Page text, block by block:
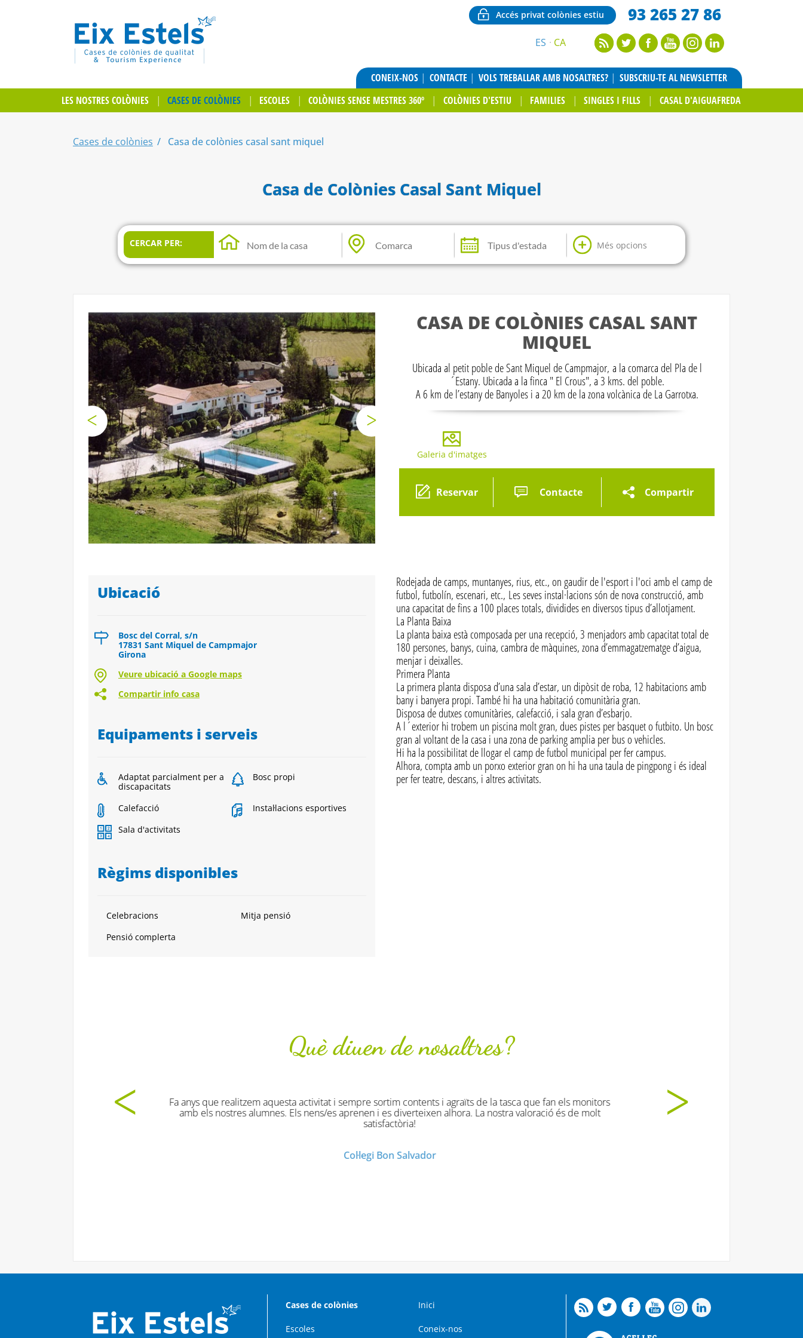
Accés privat colònies estiu 93 265 27 86
ES CA
CONEIX-NOS CONTACTE VOLS TREBALLAR AMB NOSALTRES?
SUBSCRIU-TE AL NEWSLETTER
LES NOSTRES COLÒNIES
CASES DE COLÒNIES ESCOLES COLÒNIES SENSE MESTRES 360º COLÒNIES D'ESTIU FAMILIES SINGLES I FILLS CASAL D'AIGUAFREDA
Cases de colònies Casa de colònies casal sant miquel
Casa de Colònies Casal Sant Miquel
CERCAR PER: Més opcions
CASA DE COLÒNIES CASAL SANT
MIQUEL
Ubicada al petit poble de Sant Miquel de Campmajor, a la comarca del Pla de l
´Estany. Ubicada a la finca " El Crous", a 3 kms. del poble.
A 6 km de l’estany de Banyoles i a 20 km de la zona volcànica de La Garrotxa.
Galeria d'imatges
Reservar Contacte Compartir
Ubicació
Bosc del Corral, s/n
17831 Sant Miquel de Campmajor
Girona
Veure ubicació a Google maps
Compartir info casa
Equipaments i serveis
Adaptat parcialment per a
discapacitats
Bosc propi
Calefacció
Instal·lacions esportives
Sala d'activitats
Règims disponibles
Celebracions
Mitja pensió
Pensió complerta
Rodejada de camps, muntanyes, rius, etc., on gaudir de l'esport i l'oci amb el camp de
futbol, futbolín, escenari, etc., Les seves instal·lacions són de nova construcció, amb
una capacitat de fins a 100 places totals, dividides en diversos tipus d’allotjament.
La Planta Baixa
La planta baixa està composada per una recepció, 3 menjadors amb capacitat total de
180 persones, banys, cuina, cambra de màquines, zona d’emmagatzematge d’aigua,
menjar i deixalles.
Primera Planta
La primera planta disposa d’una sala d’estar, un dipòsit de roba, 12 habitacions amb
bany i banyera propi. També hi ha una habitació comunitària gran.
Disposa de dutxes comunitàries, calefacció, i sala gran d’esbarjo.
A l´exterior hi trobem un piscina molt gran, dues pistes per basquet o futbito. Un bosc
gran al voltant de la casa i una zona de parking amplia per bus o vehicles.
Hi ha la possibilitat de llogar el camp de futbol municipal per fer campus.
Alhora, compta amb un porxo exterior gran on hi ha una taula de pingpong i és ideal
per fer teatre, descans, i altres activitats.
Què diuen de nosaltres?
Les dinàmiques han estat originals divertides i molt profitoses. Han gaudit moooooolt!
Cases de colònies Inici
Escoles Coneix-nos